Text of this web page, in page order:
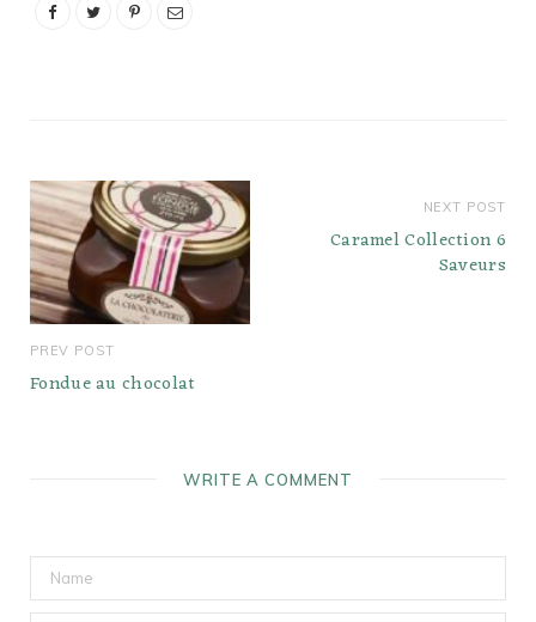
fromager, ses quatre
PREV POST
Fondue au chocolat
NEXT POST
Caramel Collection 6
Saveurs
WRITE A COMMENT